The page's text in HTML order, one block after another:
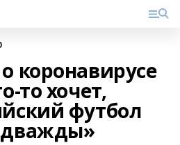
коронавирусе
то хочет,
футбол
дважды»